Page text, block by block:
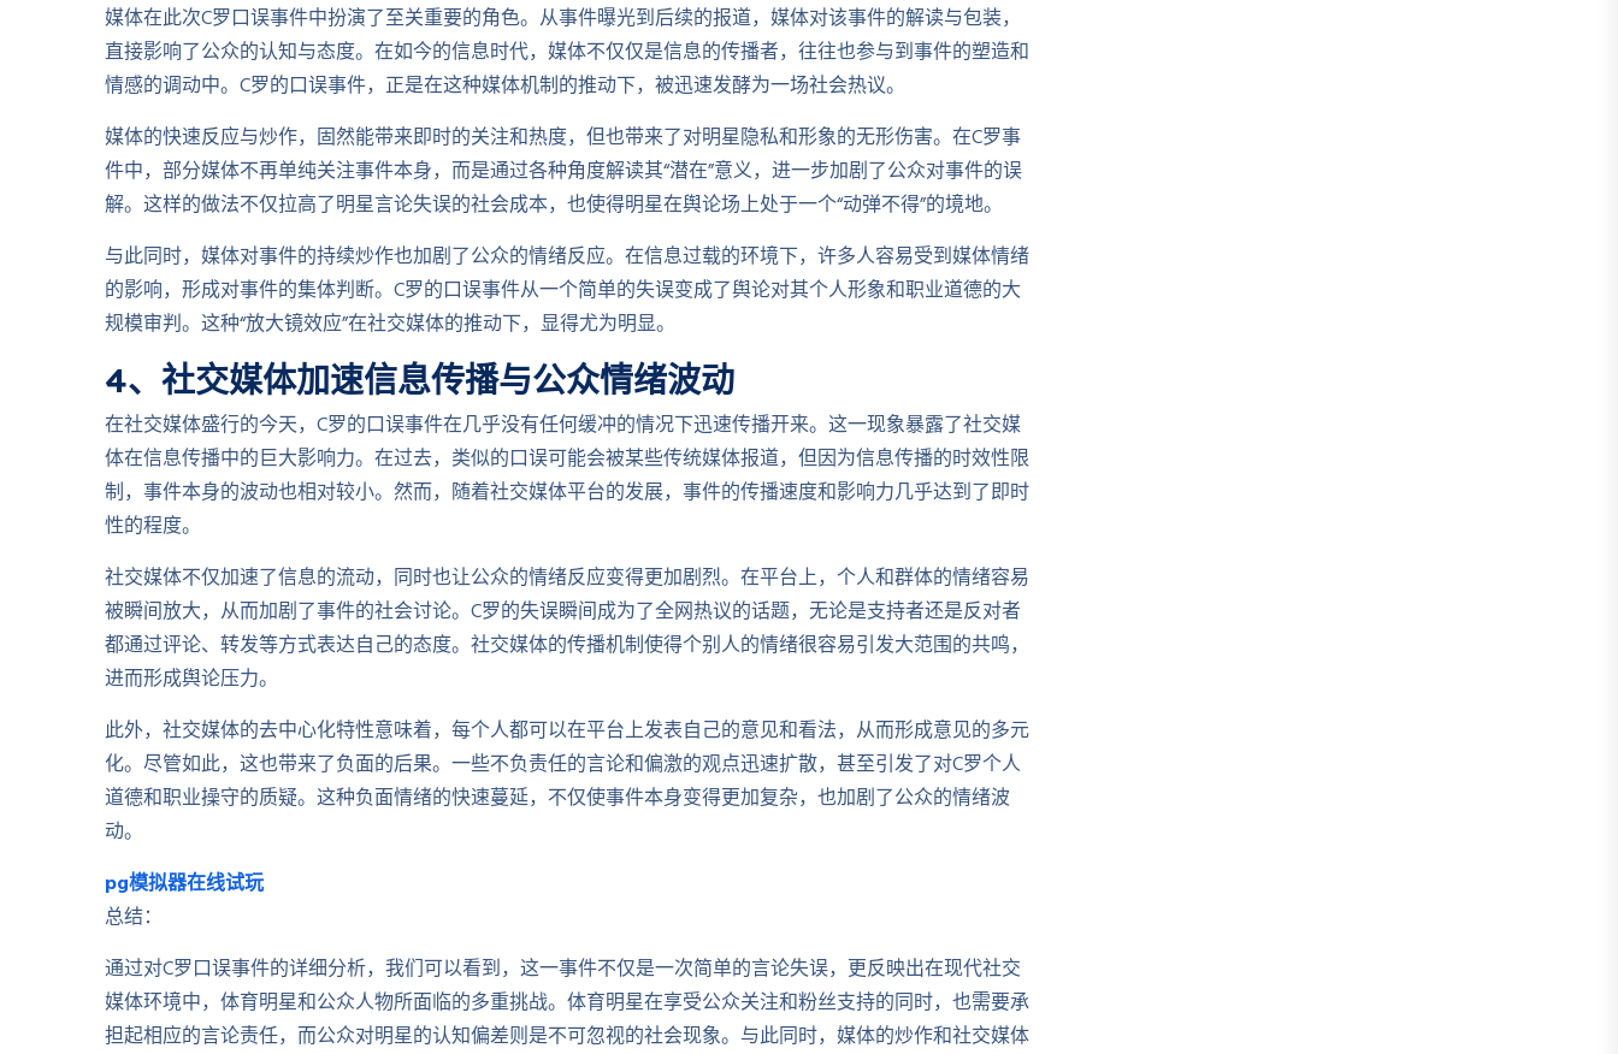
媒体在此次C罗口误事件中扮演了至关重要的角色。从事件曝光到后续的报道，媒体对该事件的解读与包装，
直接影响了公众的认知与态度。在如今的信息时代，媒体不仅仅是信息的传播者，往往也参与到事件的塑造和
情感的调动中。C罗的口误事件，正是在这种媒体机制的推动下，被迅速发酵为一场社会热议。
媒体的快速反应与炒作，固然能带来即时的关注和热度，但也带来了对明星隐私和形象的无形伤害。在C罗事
件中，部分媒体不再单纯关注事件本身，而是通过各种角度解读其“潜在”意义，进一步加剧了公众对事件的误
解。这样的做法不仅拉高了明星言论失误的社会成本，也使得明星在舆论场上处于一个“动弹不得”的境地。
与此同时，媒体对事件的持续炒作也加剧了公众的情绪反应。在信息过载的环境下，许多人容易受到媒体情绪
的影响，形成对事件的集体判断。C罗的口误事件从一个简单的失误变成了舆论对其个人形象和职业道德的大
规模审判。这种“放大镜效应”在社交媒体的推动下，显得尤为明显。
4、社交媒体加速信息传播与公众情绪波动
在社交媒体盛行的今天，C罗的口误事件在几乎没有任何缓冲的情况下迅速传播开来。这一现象暴露了社交媒
体在信息传播中的巨大影响力。在过去，类似的口误可能会被某些传统媒体报道，但因为信息传播的时效性限
制，事件本身的波动也相对较小。然而，随着社交媒体平台的发展，事件的传播速度和影响力几乎达到了即时
性的程度。
社交媒体不仅加速了信息的流动，同时也让公众的情绪反应变得更加剧烈。在平台上，个人和群体的情绪容易
被瞬间放大，从而加剧了事件的社会讨论。C罗的失误瞬间成为了全网热议的话题，无论是支持者还是反对者
都通过评论、转发等方式表达自己的态度。社交媒体的传播机制使得个别人的情绪很容易引发大范围的共鸣，
进而形成舆论压力。
此外，社交媒体的去中心化特性意味着，每个人都可以在平台上发表自己的意见和看法，从而形成意见的多元
化。尽管如此，这也带来了负面的后果。一些不负责任的言论和偏激的观点迅速扩散，甚至引发了对C罗个人
道德和职业操守的质疑。这种负面情绪的快速蔓延，不仅使事件本身变得更加复杂，也加剧了公众的情绪波
动。
pg模拟器在线试玩
总结：
通过对C罗口误事件的详细分析，我们可以看到，这一事件不仅是一次简单的言论失误，更反映出在现代社交
媒体环境中，体育明星和公众人物所面临的多重挑战。体育明星在享受公众关注和粉丝支持的同时，也需要承
担起相应的言论责任，而公众对明星的认知偏差则是不可忽视的社会现象。与此同时，媒体的炒作和社交媒体